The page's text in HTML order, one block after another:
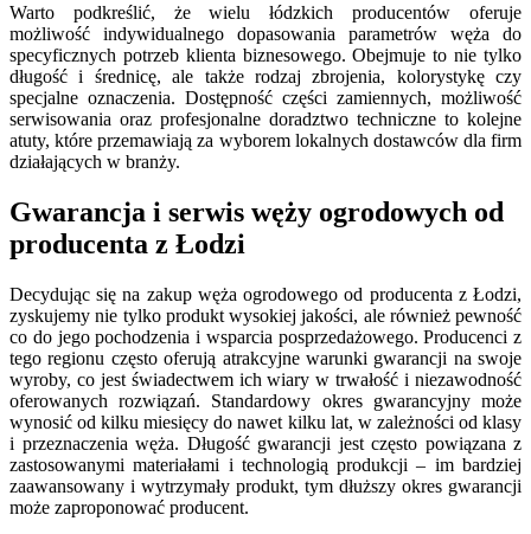
Warto podkreślić, że wielu łódzkich producentów oferuje
możliwość indywidualnego dopasowania parametrów węża do
specyficznych potrzeb klienta biznesowego. Obejmuje to nie tylko
długość i średnicę, ale także rodzaj zbrojenia, kolorystykę czy
specjalne oznaczenia. Dostępność części zamiennych, możliwość
serwisowania oraz profesjonalne doradztwo techniczne to kolejne
atuty, które przemawiają za wyborem lokalnych dostawców dla firm
działających w branży.
Gwarancja i serwis węży ogrodowych od
producenta z Łodzi
Decydując się na zakup węża ogrodowego od producenta z Łodzi,
zyskujemy nie tylko produkt wysokiej jakości, ale również pewność
co do jego pochodzenia i wsparcia posprzedażowego. Producenci z
tego regionu często oferują atrakcyjne warunki gwarancji na swoje
wyroby, co jest świadectwem ich wiary w trwałość i niezawodność
oferowanych rozwiązań. Standardowy okres gwarancyjny może
wynosić od kilku miesięcy do nawet kilku lat, w zależności od klasy
i przeznaczenia węża. Długość gwarancji jest często powiązana z
zastosowanymi materiałami i technologią produkcji – im bardziej
zaawansowany i wytrzymały produkt, tym dłuższy okres gwarancji
może zaproponować producent.